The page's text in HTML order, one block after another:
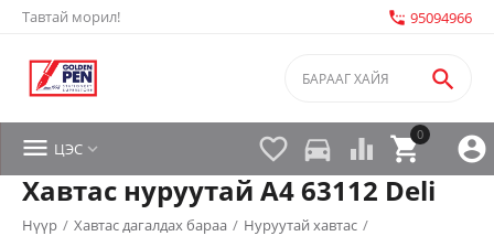
Тавтай морил! settings_phone 95094966


0

 directions_car 
 ЦЭС 
Хавтас нуруутай A4 63112 Deli
Нүүр / Хавтас дагалдах бараа / Нуруутай хавтас /